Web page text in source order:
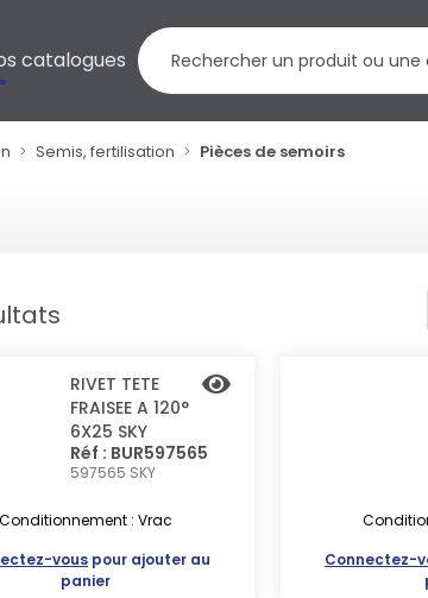
catalogues
Semis, fertilisation Pièces de semoirs
RIVET TETE
FRAISEE A 120°
6X25 SKY
Réf : BUR597565
597565 SKY
: Vrac
vous pour ajouter au
panier
Connectez-